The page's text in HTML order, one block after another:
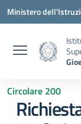
Vai ai contenuti
Vai al menu di
Vai al footer
Ministero
Circolare 200